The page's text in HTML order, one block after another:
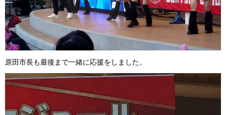
原田市長も最後まで一緒に応援をしました。